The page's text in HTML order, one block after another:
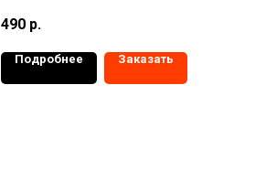
490 р.
Подробнее Заказать